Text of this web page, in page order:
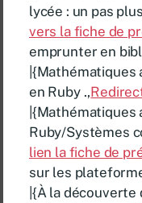
lycée : un pas
vers la fiche de
emprunter en
en Ruby .,
|{Mathématiques
Ruby/Systèmes
lien la fiche de
sur les
|{À la